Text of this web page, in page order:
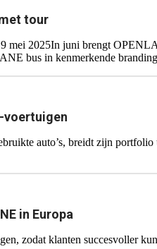
tour
2025In juni brengt
bus in kenmerkende
voertuigen
auto’s, breidt zijn
in Europa
zodat klanten succesvoller